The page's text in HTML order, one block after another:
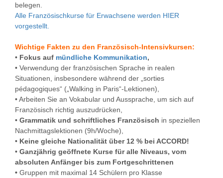
belegen.
Alle Französischkurse für Erwachsene werden HIER
vorgestellt.
Wichtige Fakten zu den Französisch-Intensivkursen:
• Fokus auf mündliche Kommunikation,
• Verwendung der französischen Sprache in realen
Situationen, insbesondere während der „sorties
pédagogiques“ („Walking in Paris“-Lektionen),
• Arbeiten Sie an Vokabular und Aussprache, um sich auf
Französisch richtig auszudrücken,
• Grammatik und schriftliches Französisch in speziellen
Nachmittagslektionen (9h/Woche),
• Keine gleiche Nationalität über 12 % bei ACCORD!
• Ganzjährig geöffnete Kurse für alle Niveaus, vom
absoluten Anfänger bis zum Fortgeschrittenen
• Gruppen mit maximal 14 Schülern pro Klasse